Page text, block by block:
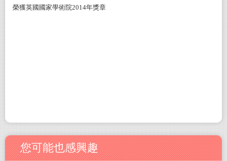
榮獲英國國家學術院2014年獎章
您可能也感興趣